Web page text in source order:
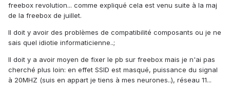
freebox revolution... comme expliqué cela est venu suite à la maj
de la freebox de juillet.
Il doit y avoir des problèmes de compatibilité composants ou je ne
sais quel idiotie informaticienne..;
Il doit y a avoir moyen de fixer le pb sur freebox mais je n'ai pas
cherché plus loin: en effet SSID est masqué, puissance du signal
à 20MHZ (suis en appart je tiens à mes neurones..), réseau 11...